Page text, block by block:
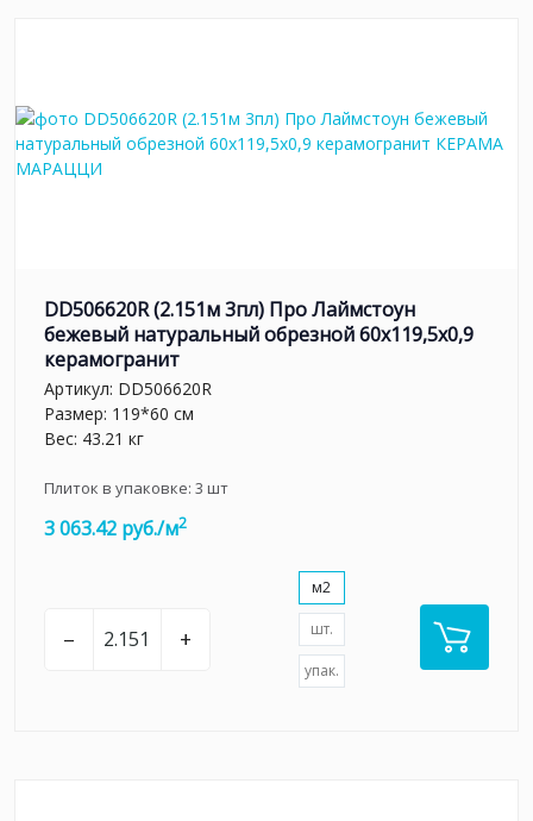
DD506620R (2.151м 3пл) Про Лаймстоун
бежевый натуральный обрезной 60x119,5x0,9
керамогранит
Артикул: DD506620R
Размер: 119*60 см
Вес: 43.21 кг
Плиток в упаковке: 3 шт
3 063.42 руб./м2
– +
м2
шт.
упак.